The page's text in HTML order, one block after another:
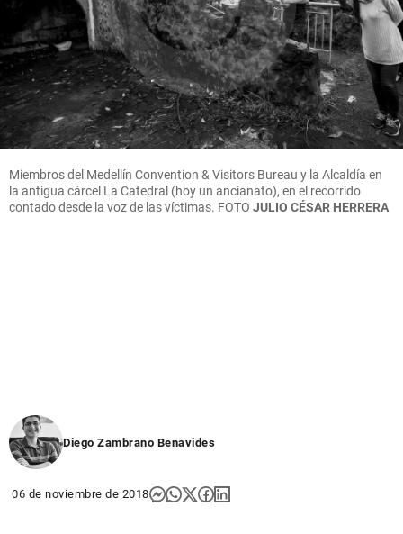
Miembros del Medellín Convention & Visitors Bureau y la Alcaldía en
la antigua cárcel La Catedral (hoy un ancianato), en el recorrido
contado desde la voz de las víctimas. FOTO JULIO CÉSAR HERRERA
Diego Zambrano Benavides
06 de noviembre de 2018